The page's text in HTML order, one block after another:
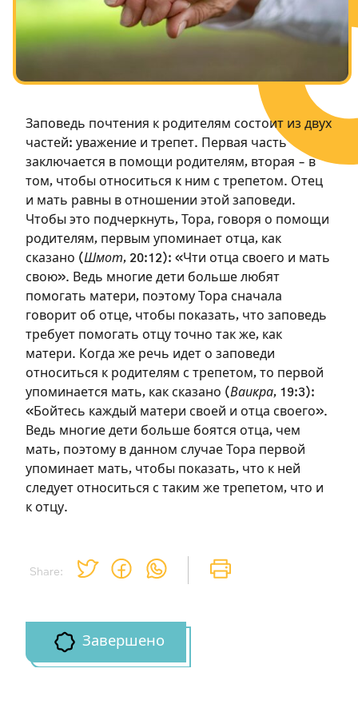
Посты в память о разрушенном Храме
Ханука
Share:
Заповедь почтения к родителям состоит из двух
частей: уважение и трепет. Первая часть
заключается в помощи родителям, вторая – в
том, чтобы относиться к ним с трепетом. Отец
и мать равны в отношении этой заповеди.
Чтобы это подчеркнуть, Тора, говоря о помощи
родителям, первым упоминает отца, как
сказано (Шмот, 20:12): «Чти отца своего и мать
свою». Ведь многие дети больше любят
помогать матери, поэтому Тора сначала
говорит об отце, чтобы показать, что заповедь
требует помогать отцу точно так же, как
матери. Когда же речь идет о заповеди
относиться к родителям с трепетом, то первой
упоминается мать, как сказано (Ваикра, 19:3):
«Бойтесь каждый матери своей и отца своего».
Ведь многие дети больше боятся отца, чем
мать, поэтому в данном случае Тора первой
упоминает мать, чтобы показать, что к ней
следует относиться с таким же трепетом, что и
к отцу.
Завершено
Зарегистрироваться
на сайте
Чтобы делать пометки на сайте,
необходимо зарегистрироваться.